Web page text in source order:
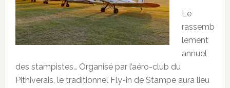
Le
rassemb
lement
annuel
des stampistes… Organisé par l’aéro-club du
Pithiverais, le traditionnel Fly-in de Stampe aura lieu